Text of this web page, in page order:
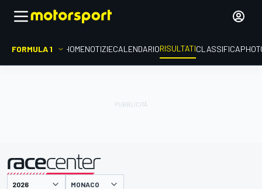
FORMULA 1 HOMENOTIZIECALENDARIORISULTATICLASSIFICA
presentato da MONACO